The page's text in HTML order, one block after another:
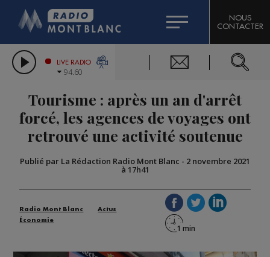
LES CHRONIQUES DE L'EXPERT
CITIZEN MACHINERY
GRAND MASSIF DOMAINES SKIABLES
BIGARD
COMPAGNIE DU MONT-BLANC
NOUS
CONTACTER
LIVE RADIO
94.60
Tourisme : après un an d'arrêt
forcé, les agences de voyages ont
retrouvé une activité soutenue
Publié par La Rédaction Radio Mont Blanc - 2 novembre 2021
à 17h41
Radio Mont Blanc
Actus
Économie